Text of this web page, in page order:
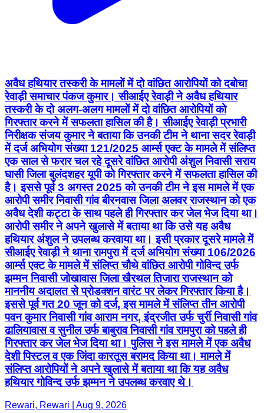
अवैध हथियार तस्करी के मामलों में दो वांछित आरोपियों को दबोचा
रेवाड़ी समाचार पंकज कुमार। सीआईए रेवाड़ी ने अवैध हथियार
तस्करी के दो अलग-अलग मामलों में दो वांछित आरोपियों को
गिरफ्तार करने में सफलता हासिल की है। सीआईए रेवाड़ी प्रभारी
निरीक्षक संजय कुमार ने बताया कि उनकी टीम ने थाना सदर रेवाड़ी
में दर्ज अभियोग संख्या 121/2025 आर्म्स एक्ट के मामले में संलिप्त
एक साल से फरार चल रहे दूसरे वांछित आरोपी अंशुल निवासी सराय
घासी जिला बुलंदशहर यूपी को गिरफ्तार करने में सफलता हासिल की
है। इससे पूर्व 3 अगस्त 2025 को उनकी टीम ने इस मामले में एक
आरोपी समीर निवासी गांव बीरनवास जिला अलवर राजस्थान को एक
अवैध देशी कट्टा के साथ पहले ही गिरफ्तार कर जेल भेज दिया था।
आरोपी समीर ने अपने खुलासे में बताया था कि उसे यह अवैध
हथियार अंशुल ने उपलब्ध करवाया था। इसी प्रकार दूसरे मामले में
सीआईए रेवाड़ी ने थाना रामपुरा में दर्ज अभियोग संख्या 106/2026
आर्म्स एक्ट के मामले में संलिप्त चौथे वांछित आरोपी गोविन्द उर्फ
झम्मन निवासी जोखावास जिला खैरथल तिजारा राजस्थान को
माननीय अदालत से प्रोडक्शन वारंट पर लेकर गिरफ्तार किया है।
इससे पूर्व गत 20 जून को दर्ज, इस मामले में संलिप्त तीन आरोपी
पवन कुमार निवासी गांव आराम नगर, इंद्रजीत उर्फ चुर्री निवासी गांव
ढालियावास व सुनील उर्फ बाबुराव निवासी गांव रामपुरा को पहले ही
गिरफ्तार कर जेल भेज दिया था। पुलिस ने इस मामले में एक अवैध
देशी पिस्टल व एक जिंदा कारतूस बरामद किया था। मामले में
संलिप्त आरोपियों ने अपने खुलासे में बताया था कि यह अवैध
हथियार गोविन्द उर्फ झम्मन ने उपलब्ध करवाए थे।
Rewari, Rewari | Aug 9, 2026